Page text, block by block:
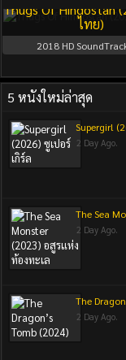
Thugs Of Hindostan
ไทย)
2018HD
5 หนังใหม่ล่าสุด
Supergirl
2 Day Ago.
The Sea
2 Day Ago.
The
2 Day Ago.